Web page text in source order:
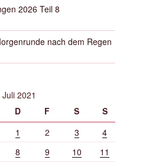
2026 Teil 8
nach dem Regen
Juli 2021
D F S
S
1
2 3
4
8 9 10
11